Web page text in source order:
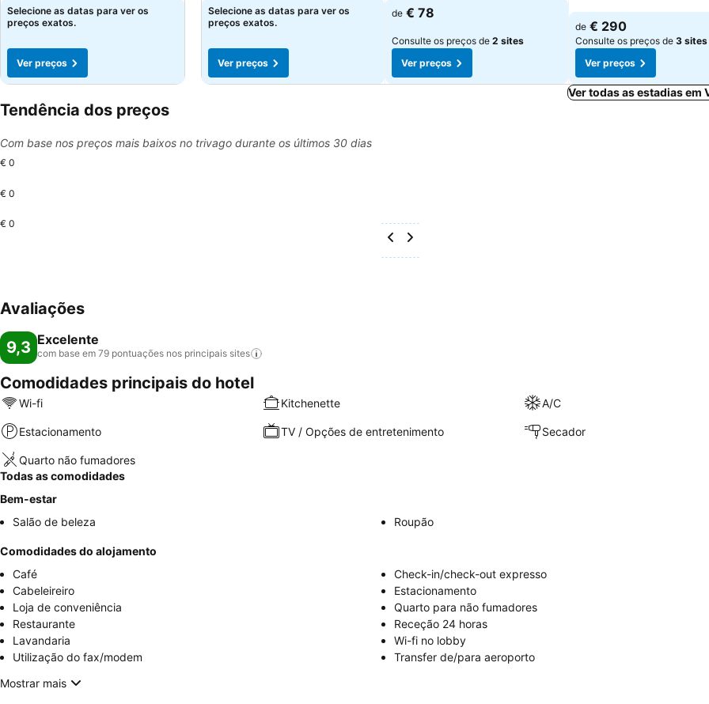
Ver preços
Selecione as datas para ver os
preços exatos.
Ver preços
Ver preços
Selecione as datas para ver os
preços exatos.
Ver preços
Ver preços
de € 78
Consulte os preços de 2 sites
Ver preços
Ver preços
de € 290
Consulte os preços de 3 sites
Ver preços
Ver todas as estadias em
Tendência dos preços
Com base nos preços mais baixos no trivago durante os últimos 30 dias
€ 0
€ 0
€ 0
Avaliações
9,3 Excelente
com base em 79 pontuações nos principais sites
Comodidades principais do hotel
Wi-fi Kitchenette A/C
Estacionamento TV / Opções de entretenimento Secador
Quarto não fumadores
Todas as comodidades
Bem-estar
Salão de beleza
Roupão
Comodidades do alojamento
Café
Check-in/check-out expresso
Cabeleireiro
Estacionamento
Loja de conveniência
Quarto para não fumadores
Restaurante
Receção 24 horas
Lavandaria
Wi-fi no lobby
Utilização do fax/modem
Transfer de/para aeroporto
Mostrar mais